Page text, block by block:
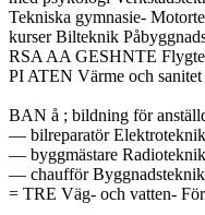
Tekniska gymnasie-
kurser Bilteknik
RSA AA GESHNTE
PI ATEN Värme och
BAN å ; bildning för
— bilreparatör
— byggmästare
— chaufför
= TRE Väg- och vatten-